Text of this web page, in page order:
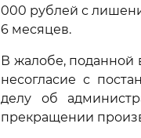
000 рублей с
6 месяцев.
В жалобе, поданной
несогласие с
делу об
прекращении